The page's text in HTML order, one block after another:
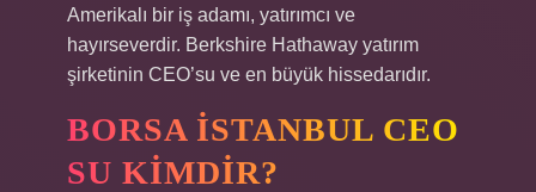
Amerikalı bir iş adamı, yatırımcı ve
hayırseverdir. Berkshire Hathaway yatırım
şirketinin CEO’su ve en büyük hissedarıdır.
BORSA İSTANBUL CEO
SU KIMDIR?